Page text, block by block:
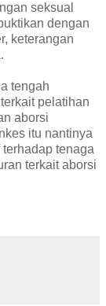
seksual
dengan
keterangan
tengah
pelatihan
aborsi
itu nantinya
tenaga
terkait aborsi